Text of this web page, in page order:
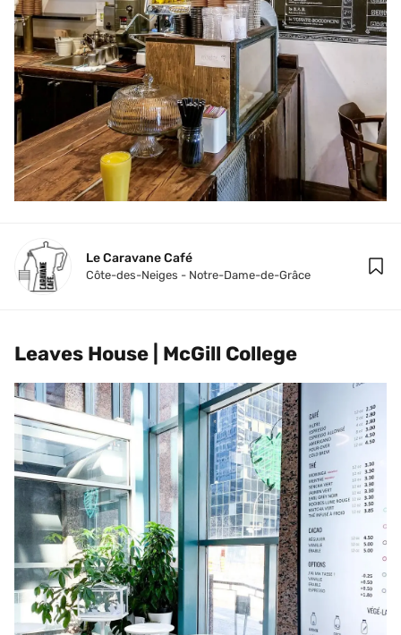
Le Caravane Café
Côte-des-Neiges - Notre-Dame-de-Grâce
Leaves House | McGill College